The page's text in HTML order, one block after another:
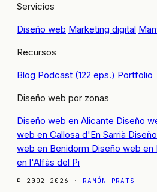
Servicios
Diseño web Marketing digital
Recursos
Blog Podcast (122 eps.) Portfolio
Diseño web por zonas
Diseño web en Alicante Diseño
web en Callosa d'En Sarrià
web en Benidorm Diseño web en
en l'Alfàs del Pi
© 2002–2026 · RAMÓN PRATS